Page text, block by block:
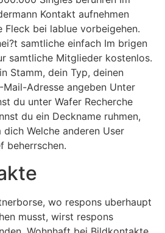
Kontakt aufnehmen
bei lablue vorbeigehen.
samtliche einfach Im brigen
samtliche Mitglieder kostenlos.
Stamm, dein Typ, deinen
Adresse angeben Unter
du unter Wafer Recherche
du ein Deckname ruhmen,
Welche anderen User
beherrschen.
wo respons uberhaupt
musst, wirst respons